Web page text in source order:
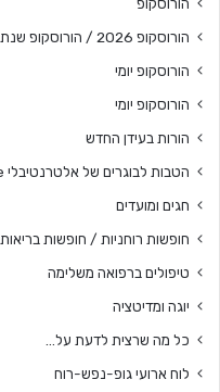
הורוסקופ 2026 / הורוסקופ שנתי 2026
הורוסקופ יומי
הורוסקופ יומי
הורות בעידן החדש
הטבות לבוגרים של אלטרנטיבלי College
חגים ומועדים
חופשות רוחניות / חופשות בריאות
טיפולים ברפואה משלימה
יוגה ומדיטציה
כל מה שרצית לדעת על…
לוח ארועי גופ-נפש-רוח